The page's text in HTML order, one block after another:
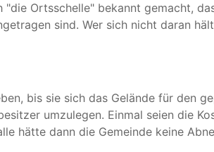
Ortsschelle" bekannt gemacht,
sind. Wer sich nicht daran
bis sie sich das Gelände für den
umzulegen. Einmal seien die
hätte dann die Gemeinde keine